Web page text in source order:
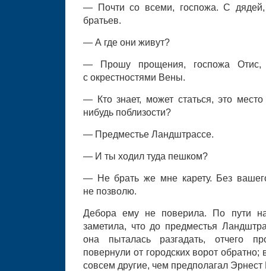
— Почти со всеми, госпожа. С
братьев.
— А где они живут?
— Прошу прощения, госпожа
с окрестностями Вены.
— Кто знает, может статься, это
нибудь поблизости?
— Предместье Ландштрассе.
— И ты ходил туда пешком?
— Не брать же мне карету. Без
не позволю.
Дебора ему не поверила. По пути
заметила, что до предместья
она пыталась разгадать, отчего
повернули от городских ворот
совсем другие, чем предполагал